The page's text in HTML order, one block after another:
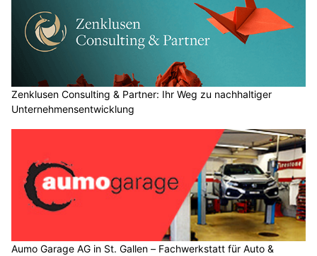
Zenklusen Consulting & Partner: Ihr Weg zu nachhaltiger
Unternehmensentwicklung
Aumo Garage AG in St. Gallen – Fachwerkstatt für Auto &